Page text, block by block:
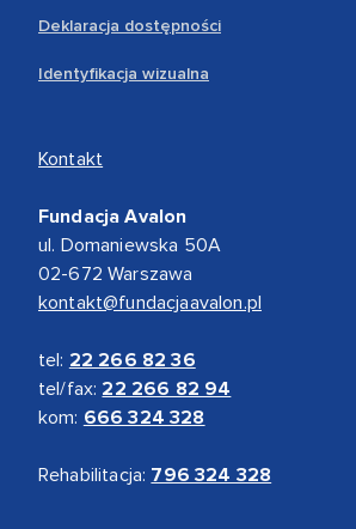
Deklaracja dostępności
Identyfikacja wizualna
Kontakt
Fundacja Avalon
ul. Domaniewska 50A
02-672 Warszawa
kontakt@fundacjaavalon.pl
tel: 22 266 82 36
tel/fax: 22 266 82 94
kom: 666 324 328
Rehabilitacja: 796 324 328